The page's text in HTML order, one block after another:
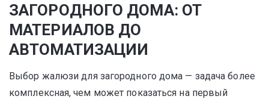
ЗАГОРОДНОГО ДОМА: ОТ
МАТЕРИАЛОВ ДО
АВТОМАТИЗАЦИИ
Выбор жалюзи для загородного дома — задача более
комплексная, чем может показаться на первый